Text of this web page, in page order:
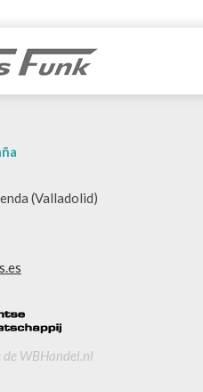
(Valladolid)
WBHandel.nl